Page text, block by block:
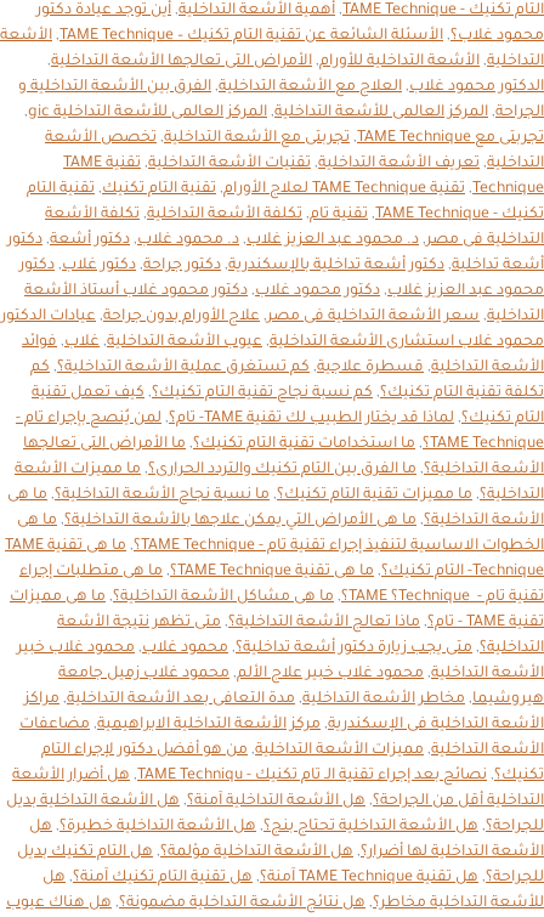
التام تكنيك - TAME Technique
, أهمية الأشعة التداخلية, أين توجد عيادة دكتور
محمود غلاب؟, الأسئلة الشائعة عن تقنية التام تكنيك – TAME Technique , الأشعة
التداخلية, الأشعة التداخلية للأورام, الأمراض التى تعالجها الأشعة التداخلية,
الدكتور محمود غلاب, العلاج مع الأشعة التداخلية, الفرق بين الأشعة التداخلية و
الجراحة, المركز العالمى للأشعة التداخلية, المركز العالمى للأشعة التداخلية gic
,
تجربتى مع TAME Technique
, تجربتى مع الأشعة التداخلية, تخصص الأشعة
التداخلية, تعريف الأشعة التداخلية, تقنيات الأشعة التداخلية,
تقنية TAME
Technique
, تقنية TAME Technique لعلاج الأورام , تقنية التام تكنيك, تقنية التام
تكنيك - TAME Technique
, تقنية تام, تكلفة الأشعة التداخلية, تكلفة الأشعة
التداخلية فى مصر, د. محمود عبد العزيز غلاب, د. محمود غلاب, دكتور أشعة, دكتور
أشعة تداخلية, دكتور أشعة تداخلية بالإسكندرية, دكتور جراحة, دكتور غلاب, دكتور
محمود عبد العزيز غلاب, دكتور محمود غلاب, دكتور محمود غلاب أستاذ الأشعة
التداخلية, سعر الأشعة التداخلية فى مصر, علاج الأورام بدون جراحة, عيادات الدكتور
محمود غلاب استشارى الأشعة التداخلية, عيوب الأشعة التداخلية, غلاب, فوائد
الأشعة التداخلية, قسطرة علاجية, كم تستغرق عملية الأشعة التداخلية؟, كم
تكلفة تقنية التام تكنيك؟, كم نسبة نجاح تقنية التام تكنيك؟, كيف تعمل تقنية
التام تكنيك؟, لماذا قد يختار الطبيب لك تقنية TAME- تام؟ , لمن يُنصح بإجراء تام -
TAME Technique؟ , ما استخدامات تقنية التام تكنيك؟, ما الأمراض التى تعالجها
الأشعة التداخلية؟, ما الفرق بين التام تكنيك والتردد الحرارى؟, ما مميزات الأشعة
التداخلية؟, ما مميزات تقنية التام تكنيك؟, ما نسبة نجاح الأشعة التداخلية؟, ما هى
الأشعة التداخلية؟, ما هى الأمراض التي يمكن علاجها بالأشعة التداخلية؟, ما هى
الخطوات الاساسية لتنفيذ إجراء تقنية تام - TAME Technique؟
,
ما هى تقنية TAME
Technique- التام تكنيك؟
, ما هى تقنية TAME Technique؟ , ما هى متطلبات إجراء
تقنية تام - Technique؟ TAME؟
, ما هى مشاكل الأشعة التداخلية؟, ما هى مميزات
تقنية TAME - تام؟
, ماذا تعالج الأشعة التداخلية؟, متى تظهر نتيجة الأشعة
التداخلية؟, متى يجب زيارة دكتور أشعة تداخلية؟, محمود غلاب, محمود غلاب خبير
الأشعة التداخلية, محمود غلاب خبير علاج الألم, محمود غلاب زميل جامعة
هيروشيما, مخاطر الأشعة التداخلية, مدة التعافى بعد الأشعة التداخلية, مراكز
الأشعة التداخلية فى الإسكندرية, مركز الأشعة التداخلية الابراهيمية, مضاعفات
الأشعة التداخلية, مميزات الأشعة التداخلية, من هو أفضل دكتور لإجراء التام
تكنيك؟, نصائح بعد إجراء تقنية الـ تام تكنيك - TAME Techniqu , هل أضرار الأشعة
التداخلية أقل من الجراحة؟, هل الأشعة التداخلية آمنة؟, هل الأشعة التداخلية بديل
للجراحة؟, هل الأشعة التداخلية تحتاج بنج؟, هل الأشعة التداخلية خطيرة؟, هل
الأشعة التداخلية لها أضرار؟, هل الأشعة التداخلية مؤلمة؟, هل التام تكنيك بديل
للجراحة؟, هل تقنية TAME Technique آمنة؟ , هل تقنية التام تكنيك آمنة؟, هل
للأشعة التداخلية مخاطر؟, هل نتائج الأشعة التداخلية مضمونة؟, هل هناك عيوب